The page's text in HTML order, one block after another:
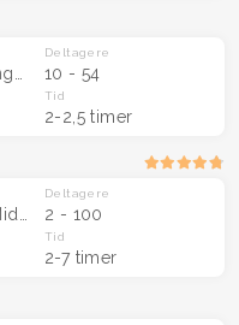
Deltagere
10 - 54
Tid
2-2,5 timer
Deltagere
2 - 100
Tid
2-7 timer